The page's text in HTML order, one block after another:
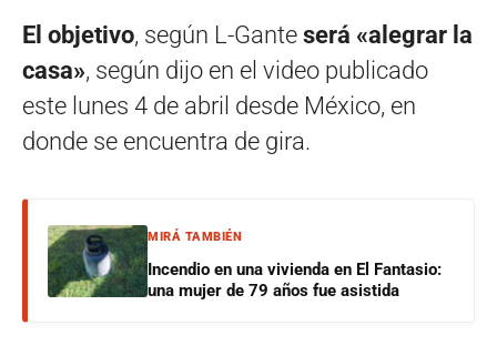
El objetivo, según L-Gante será «alegrar la
casa», según dijo en el video publicado
este lunes 4 de abril desde México, en
donde se encuentra de gira.
MIRÁ TAMBIÉN
Incendio en una vivienda en El Fantasio:
una mujer de 79 años fue asistida